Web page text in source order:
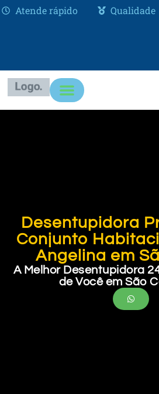
Atende rápido Qualidade
Desentupidora
Conjunto
Angelina em
A Melhor Desentupidora
de Você em São